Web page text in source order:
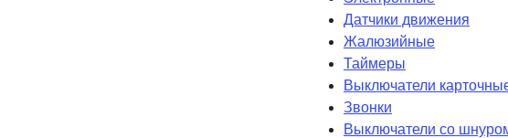
Датчики движения
Жалюзийные
Таймеры
Выключатели
Звонки
Выключатели со